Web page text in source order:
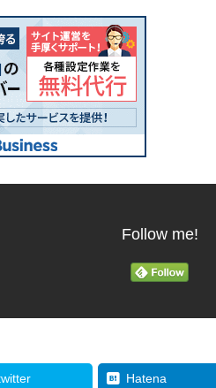
Follow me!
Hatena